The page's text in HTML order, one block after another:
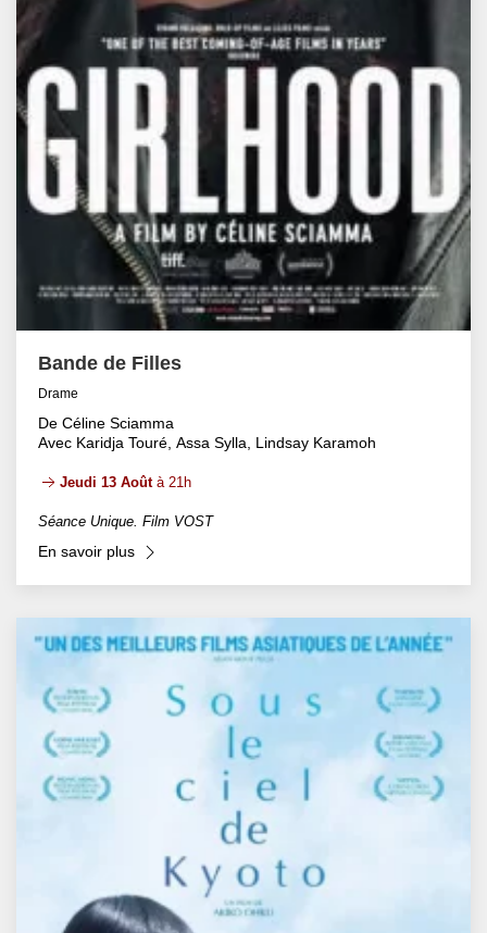
Bande de Filles
Drame
De Céline Sciamma
Avec Karidja Touré, Assa Sylla, Lindsay Karamoh
Jeudi 13 Aoûtà 21h
Séance Unique. Film VOST
En savoir plus